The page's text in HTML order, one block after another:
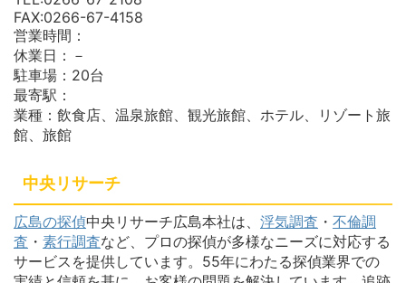
FAX:0266-67-4158
営業時間：
休業日：－
駐車場：20台
最寄駅：
業種：飲食店、温泉旅館、観光旅館、ホテル、リゾート旅
館、旅館
中央リサーチ
広島の探偵中央リサーチ広島本社は、 浮気調査 ・ 不倫調
査 ・ 素行調査など、プロの探偵が多様なニーズに対応する
サービスを提供しています。55年にわたる探偵業界での